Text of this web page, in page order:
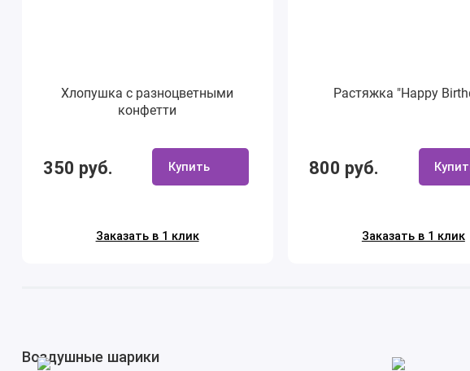
Хлопушка с разноцветными
конфетти
350 руб. Купить
Заказать в 1 клик
Растяжка "Happy
800 руб.
Заказать в 1 клик
Воздушные шарики